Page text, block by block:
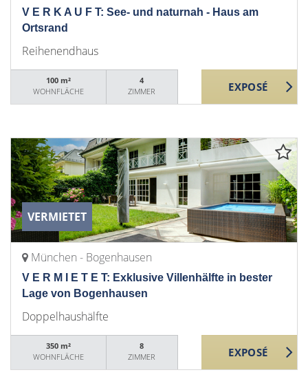
V E R K A U F T: See- und naturnah - Haus am
Ortsrand
Reihenendhaus
100 m²
WOHNFLÄCHE
4
ZIMMER
VERMIETET
München - Bogenhausen
V E R M I E T E T: Exklusive Villenhälfte in bester
Lage von Bogenhausen
Doppelhaushälfte
350 m²
WOHNFLÄCHE
8
ZIMMER